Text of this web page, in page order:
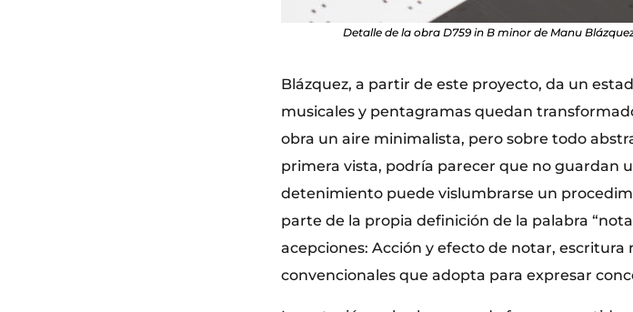
Detalle de la obra D759 in B minor de Manu
Blázquez, a partir de este proyecto, da un
musicales y pentagramas quedan
obra un aire minimalista, pero sobre todo
primera vista, podría parecer que no guardan
detenimiento puede vislumbrarse un
parte de la propia definición de la palabra
acepciones: Acción y efecto de notar, escritura
convencionales que adopta para expresar